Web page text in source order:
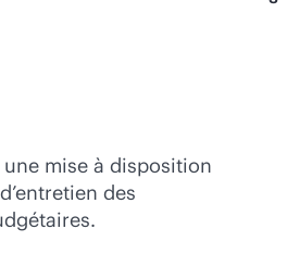
mise à disposition
des